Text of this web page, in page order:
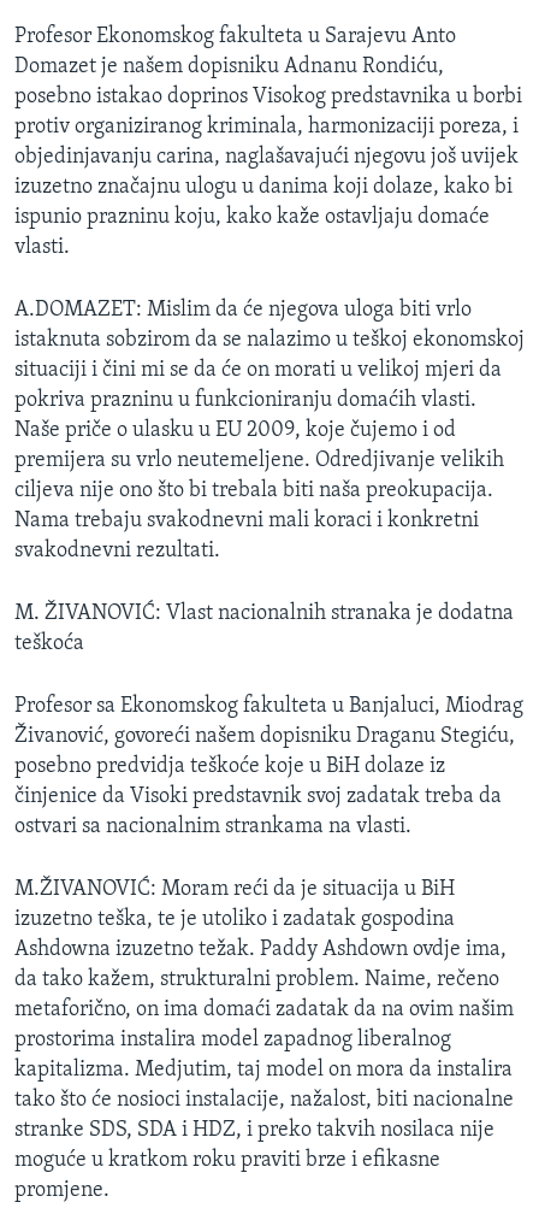
Profesor Ekonomskog fakulteta u Sarajevu Anto
Domazet je našem dopisniku Adnanu Rondiću,
posebno istakao doprinos Visokog predstavnika u borbi
protiv organiziranog kriminala, harmonizaciji poreza, i
objedinjavanju carina, naglašavajući njegovu još uvijek
izuzetno značajnu ulogu u danima koji dolaze, kako bi
ispunio prazninu koju, kako kaže ostavljaju domaće
vlasti.
A.DOMAZET: Mislim da će njegova uloga biti vrlo
istaknuta sobzirom da se nalazimo u teškoj ekonomskoj
situaciji i čini mi se da će on morati u velikoj mjeri da
pokriva prazninu u funkcioniranju domaćih vlasti.
Naše priče o ulasku u EU 2009, koje čujemo i od
premijera su vrlo neutemeljene. Odredjivanje velikih
ciljeva nije ono što bi trebala biti naša preokupacija.
Nama trebaju svakodnevni mali koraci i konkretni
svakodnevni rezultati.
M. ŽIVANOVIĆ: Vlast nacionalnih stranaka je dodatna
teškoća
Profesor sa Ekonomskog fakulteta u Banjaluci, Miodrag
Živanović, govoreći našem dopisniku Draganu Stegiću,
posebno predvidja teškoće koje u BiH dolaze iz
činjenice da Visoki predstavnik svoj zadatak treba da
ostvari sa nacionalnim strankama na vlasti.
M.ŽIVANOVIĆ: Moram reći da je situacija u BiH
izuzetno teška, te je utoliko i zadatak gospodina
Ashdowna izuzetno težak. Paddy Ashdown ovdje ima,
da tako kažem, strukturalni problem. Naime, rečeno
metaforično, on ima domaći zadatak da na ovim našim
prostorima instalira model zapadnog liberalnog
kapitalizma. Medjutim, taj model on mora da instalira
tako što će nosioci instalacije, nažalost, biti nacionalne
stranke SDS, SDA i HDZ, i preko takvih nosilaca nije
moguće u kratkom roku praviti brze i efikasne
promjene.